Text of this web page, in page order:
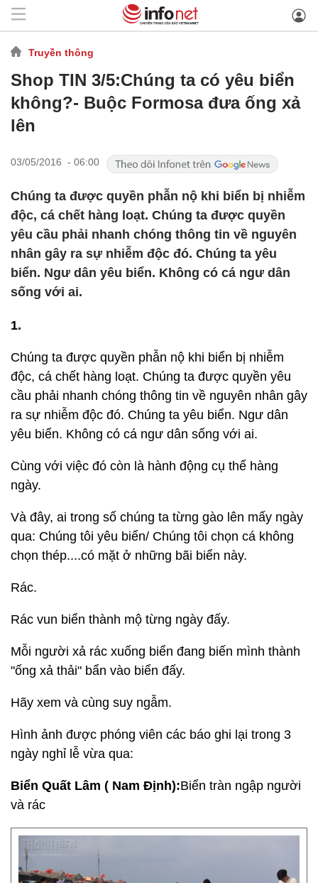
Truyền thông
Shop TIN 3/5:Chúng ta có yêu biển
không?- Buộc Formosa đưa ống xả
lên
03/05/2016 - 06:00
Chúng ta được quyền phẫn nộ khi biển bị nhiễm
độc, cá chết hàng loạt. Chúng ta được quyền
yêu cầu phải nhanh chóng thông tin về nguyên
nhân gây ra sự nhiễm độc đó. Chúng ta yêu
biển. Ngư dân yêu biển. Không có cá ngư dân
sống với ai.
1.
Chúng ta được quyền phẫn nộ khi biển bị nhiễm
độc, cá chết hàng loạt. Chúng ta được quyền yêu
cầu phải nhanh chóng thông tin về nguyên nhân gây
ra sự nhiễm độc đó. Chúng ta yêu biển. Ngư dân
yêu biển. Không có cá ngư dân sống với ai.
Cùng với việc đó còn là hành động cụ thể hàng
ngày.
Và đây, ai trong số chúng ta từng gào lên mấy ngày
qua: Chúng tôi yêu biển/ Chúng tôi chọn cá không
chọn thép....có mặt ở những bãi biển này.
Rác.
Rác vun biển thành mộ từng ngày đấy.
Mỗi người xả rác xuống biển đang biến mình thành
"ống xả thải" bẩn vào biển đấy.
Hãy xem và cùng suy ngẫm.
Hình ảnh được phóng viên các báo ghi lại trong 3
ngày nghỉ lễ vừa qua:
Biển Quất Lâm ( Nam Định):Biển tràn ngập người
và rác